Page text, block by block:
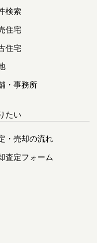
検索
住宅
住宅
・事務所
たい
・売却の流れ
査定フォーム